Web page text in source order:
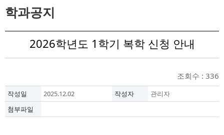
학과공지
2026학년도 1학기 복학 신청 안내
조회수 : 336
작성일 2025.12.02 작성자
관리자
첨부파일